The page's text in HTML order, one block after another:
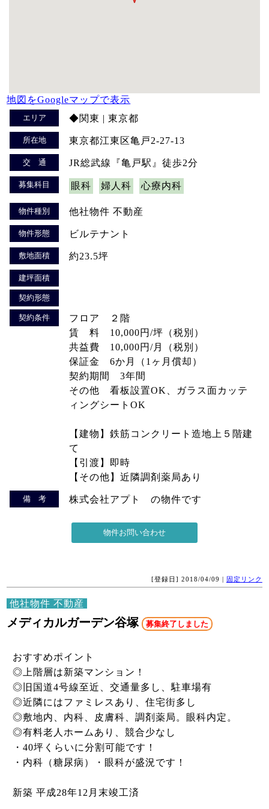
地図をGoogleマップで表示
エリア ◆関東 | 東京都
所在地 東京都江東区亀戸2-27-13
交 通 JR総武線『亀戸駅』徒歩2分
募集科目 眼科 婦人科 心療内科
物件種別 他社物件 不動産
物件形態 ビルテナント
敷地面積 約23.5坪
建坪面積
契約形態
契約条件
フロア ２階
賃 料 10,000円/坪（税別）
共益費 10,000円/月（税別）
保証金 6か月（1ヶ月償却）
契約期間 3年間
その他 看板設置OK、ガラス面カッテ
ィングシートOK
【建物】鉄筋コンクリート造地上５階建
て
【引渡】即時
【その他】近隣調剤薬局あり
備 考 株式会社アプト の物件です
[登録日] 2018/04/09 | 固定リンク
他社物件 不動産
メディカルガーデン谷塚 募集終了しました
おすすめポイント
◎上階層は新築マンション！
◎旧国道4号線至近、交通量多し、駐車場有
◎近隣にはファミレスあり、住宅街多し
◎敷地内、内科、皮膚科、調剤薬局。眼科内定。
◎有料老人ホームあり、競合少なし
・40坪くらいに分割可能です！
・内科（糖尿病）・眼科が盛況です！
新築 平成28年12月末竣工済